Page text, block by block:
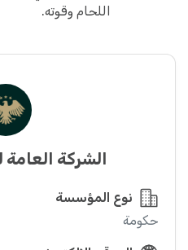
اللحام وقوته.
الشركة العامة
نوع المؤسسة
حكومة